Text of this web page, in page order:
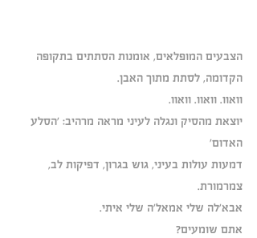
הצבעים המופלאים, אומנות הסתתים בתקופה
הקדומה, לסתת מתוך האבן.
וואוו. וואוו. וואוו.
יוצאת מהסיק ונגלה לעיני מראה מרהיב: 'הסלע
האדום'
דמעות עולות בעיני, גוש בגרון, דפיקות לב,
צמרמורת.
אבא'לה שלי אמאל'ה שלי איתי.
אתם שומעים?